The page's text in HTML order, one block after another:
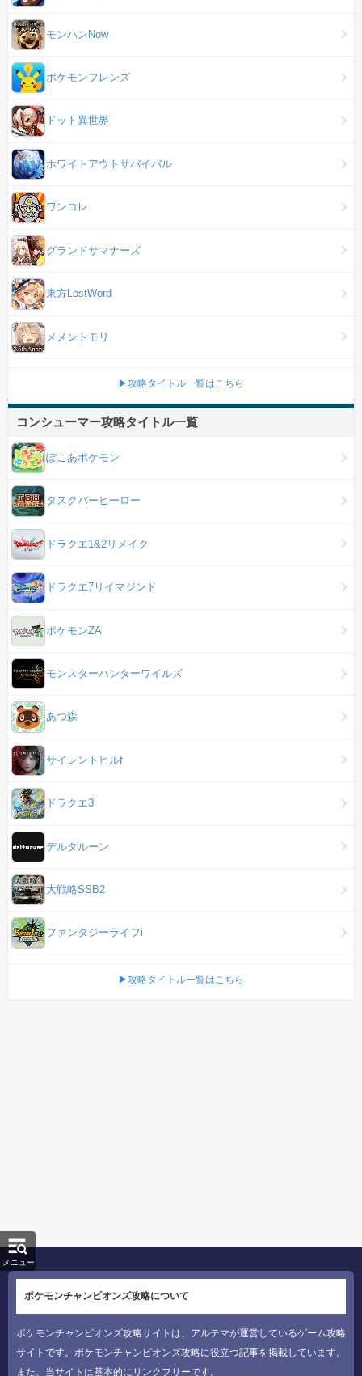
モンハンNow
ポケモンフレンズ
ドット異世界
ホワイトアウトサバイバル
ワンコレ
グランドサマナーズ
東方LostWord
メメントモリ
▶攻略タイトル一覧はこちら
コンシューマー攻略タイトル一覧
ぽこあポケモン
タスクバーヒーロー
ドラクエ1&2リメイク
ドラクエ7リイマジンド
ポケモンZA
モンスターハンターワイルズ
あつ森
サイレントヒルf
ドラクエ3
デルタルーン
大戦略SSB2
ファンタジーライフi
▶攻略タイトル一覧はこちら
ポケモンチャンピオンズ攻略について
ポケモンチャンピオンズ攻略サイトは、アルテマが運営しているゲーム攻略
サイトです。ポケモンチャンピオンズ攻略に役立つ記事を掲載しています。
また、当サイトは基本的にリンクフリーです。
メニュー